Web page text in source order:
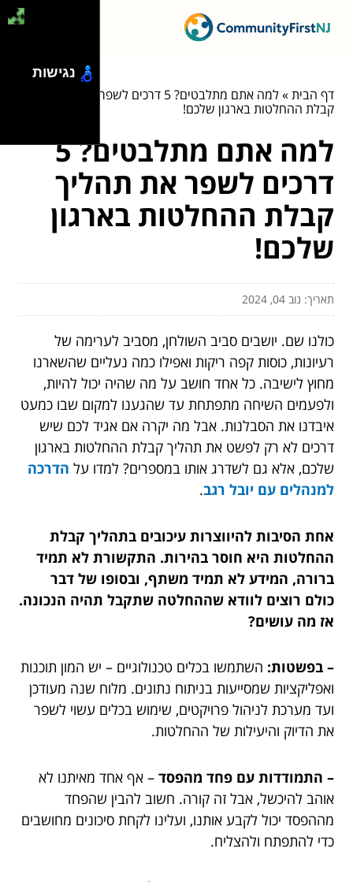
דף הבית»
למה אתם מתלבטים? 5 דרכים לשפר את תהליך
קבלת ההחלטות בארגון שלכם!
למה אתם מתלבטים? 5
דרכים לשפר את תהליך
קבלת ההחלטות בארגון
שלכם!
תאריך: נוב 04, 2024
כולנו שם. יושבים סביב השולחן, מסביב לערימה של
רעיונות, כוסות קפה ריקות ואפילו כמה נעליים שהשארנו
מחוץ לישיבה. כל אחד חושב על מה שהיה יכול להיות,
ולפעמים השיחה מתפתחת עד שהגענו למקום שבו כמעט
איבדנו את הסבלנות. אבל מה יקרה אם אגיד לכם שיש
דרכים לא רק לפשט את תהליך קבלת ההחלטות בארגון
שלכם, אלא גם לשדרג אותו במספרים? למדו על הדרכה
למנהלים עם יובל רגב.
אחת הסיבות להיווצרות עיכובים בתהליך קבלת
ההחלטות היא חוסר בהירות. התקשורת לא תמיד
ברורה, המידע לא תמיד משתף, ובסופו של דבר
כולם רוצים לוודא שההחלטה שתקבל תהיה הנכונה.
אז מה עושים?
– בפשטות: השתמשו בכלים טכנולוגיים – יש המון תוכנות
ואפליקציות שמסייעות בניתוח נתונים. מלוח שנה מעודכן
ועד מערכת לניהול פרויקטים, שימוש בכלים עשוי לשפר
את הדיוק והיעילות של ההחלטות.
– התמודדות עם פחד מהפסד – אף אחד מאיתנו לא
אוהב להיכשל, אבל זה קורה. חשוב להבין שהפחד
מההפסד יכול לקבע אותנו, ועלינו לקחת סיכונים מחושבים
כדי להתפתח ולהצליח.
נגישות